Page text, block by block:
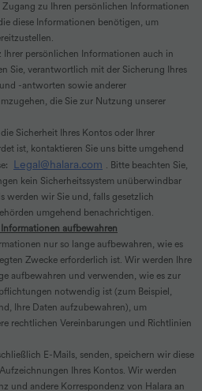
zu Ihren persönlichen Informationen
diese Informationen benötigen, um
Ihrer persönlichen Informationen auch in
Sie, verantwortlich mit der Sicherung Ihres
-antworten sowie anderer
die Sie zur Nutzung unserer
Sicherheit Ihres Kontos oder Ihrer
ist, kontaktieren Sie uns bitte umgehend
Legal@halara.com . Bitte beachten Sie,
kein Sicherheitssystem unüberwindbar
werden wir Sie und, falls gesetzlich
umgehend benachrichtigen.
aufbewahren
nur so lange aufbewahren, wie es
Zwecke erforderlich ist. Wir werden Ihre
aufbewahren und verwenden, wie es zur
notwendig ist (zum Beispiel,
Ihre Daten aufzubewahren), um
rechtlichen Vereinbarungen und Richtlinien
E-Mails, senden, speichern wir diese
Ihres Kontos. Wir werden
und andere Korrespondenz von Halara an